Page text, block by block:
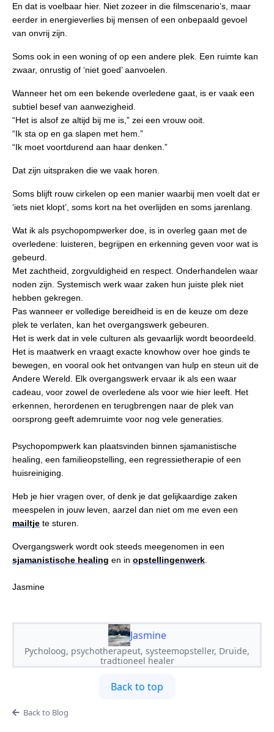
En dat is voelbaar hier. Niet zozeer in die filmscenario’s, maar
eerder in energieverlies bij mensen of een onbepaald gevoel
van onvrij zijn.
Soms ook in een woning of op een andere plek. Een ruimte kan
zwaar, onrustig of ‘niet goed’ aanvoelen.
Wanneer het om een bekende overledene gaat, is er vaak een
subtiel besef van aanwezigheid.
“Het is alsof ze altijd bij me is,” zei een vrouw ooit.
“Ik sta op en ga slapen met hem.”
“Ik moet voortdurend aan haar denken.”
Dat zijn uitspraken die we vaak horen.
Soms blijft rouw cirkelen op een manier waarbij men voelt dat er
‘iets niet klopt’, soms kort na het overlijden en soms jarenlang.
Wat ik als psychopompwerker doe, is in overleg gaan met de
overledene: luisteren, begrijpen en erkenning geven voor wat is
gebeurd.
Met zachtheid, zorgvuldigheid en respect. Onderhandelen waar
noden zijn. Systemisch werk waar zaken hun juiste plek niet
hebben gekregen.
Pas wanneer er volledige bereidheid is en de keuze om deze
plek te verlaten, kan het overgangswerk gebeuren.
Het is werk dat in vele culturen als gevaarlijk wordt beoordeeld.
Het is maatwerk en vraagt exacte knowhow over hoe ginds te
bewegen, en vooral ook het ontvangen van hulp en steun uit de
Andere Wereld. Elk overgangswerk ervaar ik als een waar
cadeau, voor zowel de overledene als voor wie hier leeft. Het
erkennen, herordenen en terugbrengen naar de plek van
oorsprong geeft ademruimte voor nog vele generaties.
Psychopompwerk kan plaatsvinden binnen sjamanistische
healing, een familieopstelling, een regressietherapie of een
huisreiniging.
Heb je hier vragen over, of denk je dat gelijkaardige zaken
meespelen in jouw leven, aarzel dan niet om me even een
mailtje te sturen.
Overgangswerk wordt ook steeds meegenomen in een
sjamanistische healing en in opstellingenwerk
Jasmine
Jasmine
Pycholoog, psychotherapeut, systeemopsteller, Druïde,
tradtioneel healer
Back to top
Back to Blog